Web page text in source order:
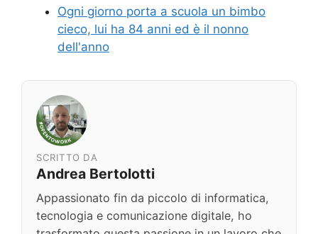
Ogni giorno porta a scuola un bimbo
cieco, lui ha 84 anni ed è il nonno
dell'anno
SCRITTO DA
Andrea Bertolotti
Appassionato fin da piccolo di informatica,
tecnologia e comunicazione digitale, ho